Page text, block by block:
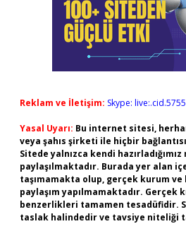
Reklam ve İletişim: Skype:
Yasal Uyarı: Bu internet sitesi,
veya şahıs şirketi ile hiçbir
Sitede yalnızca kendi
paylaşılmaktadır. Burada yer alan
taşımamakta olup, gerçek kurum ve
paylaşım yapılmamaktadır. Gerçek
benzerlikleri tamamen tesadüfidir.
taslak halindedir ve tavsiye niteliği